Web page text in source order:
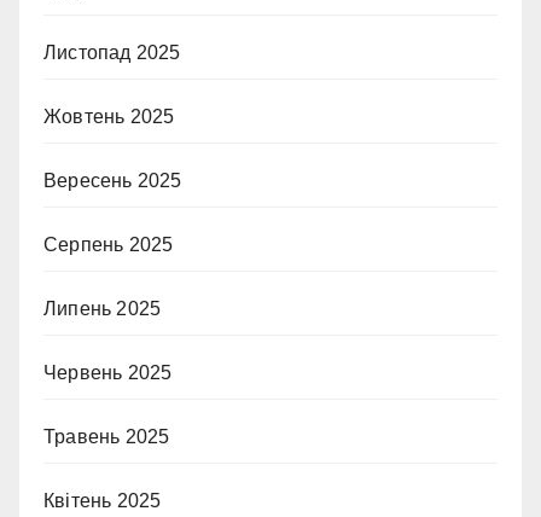
Листопад 2025
Жовтень 2025
Вересень 2025
Серпень 2025
Липень 2025
Червень 2025
Травень 2025
Квітень 2025